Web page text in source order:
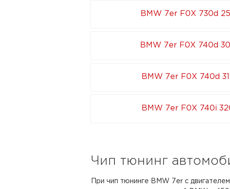
BMW 7er F0X 730d
BMW 7er F0X 740d
BMW 7er F0X 740d
BMW 7er F0X 740i
Чип тюнинг
При чип тюнинге BMW 7er с